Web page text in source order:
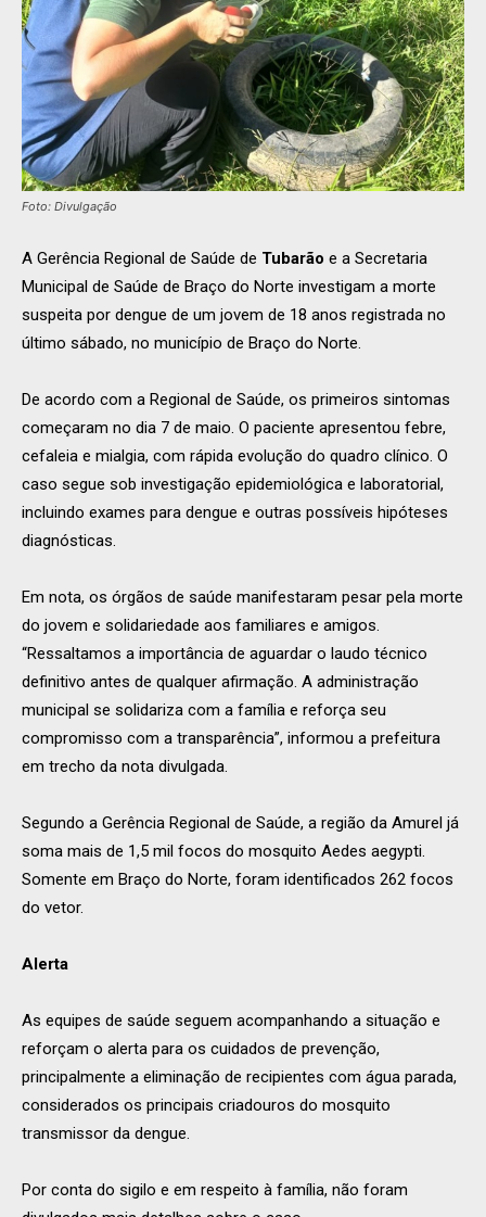
Foto: Divulgação
A Gerência Regional de Saúde de Tubarão e a Secretaria
Municipal de Saúde de Braço do Norte investigam a morte
suspeita por dengue de um jovem de 18 anos registrada no
último sábado, no município de Braço do Norte.
De acordo com a Regional de Saúde, os primeiros sintomas
começaram no dia 7 de maio. O paciente apresentou febre,
cefaleia e mialgia, com rápida evolução do quadro clínico. O
caso segue sob investigação epidemiológica e laboratorial,
incluindo exames para dengue e outras possíveis hipóteses
diagnósticas.
Em nota, os órgãos de saúde manifestaram pesar pela morte
do jovem e solidariedade aos familiares e amigos.
“Ressaltamos a importância de aguardar o laudo técnico
definitivo antes de qualquer afirmação. A administração
municipal se solidariza com a família e reforça seu
compromisso com a transparência”, informou a prefeitura
em trecho da nota divulgada.
Segundo a Gerência Regional de Saúde, a região da Amurel já
soma mais de 1,5 mil focos do mosquito Aedes aegypti.
Somente em Braço do Norte, foram identificados 262 focos
do vetor.
Alerta
As equipes de saúde seguem acompanhando a situação e
reforçam o alerta para os cuidados de prevenção,
principalmente a eliminação de recipientes com água parada,
considerados os principais criadouros do mosquito
transmissor da dengue.
Por conta do sigilo e em respeito à família, não foram